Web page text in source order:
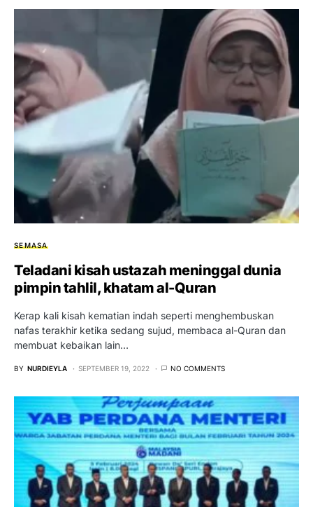
SEMASA
Teladani kisah ustazah meninggal dunia
pimpin tahlil, khatam al-Quran
Kerap kali kisah kematian indah seperti menghembuskan
nafas terakhir ketika sedang sujud, membaca al-Quran dan
membuat kebaikan lain…
BY NURDIEYLA SEPTEMBER 19, 2022 NO COMMENTS